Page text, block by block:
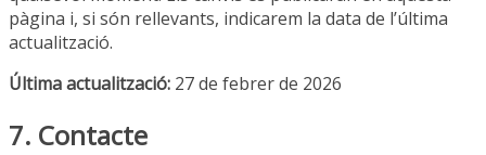
pàgina i, si són rellevants, indicarem la data de l’última
actualització.
Última actualització: 27 de febrer de 2026
7. Contacte